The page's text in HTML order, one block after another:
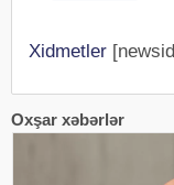
Xidmetler
Oxşar xəbərlər